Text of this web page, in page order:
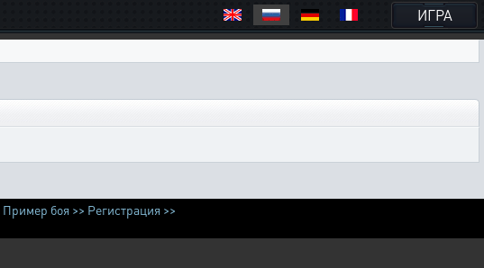
ИГРА
Пример боя >> Регистрация >>